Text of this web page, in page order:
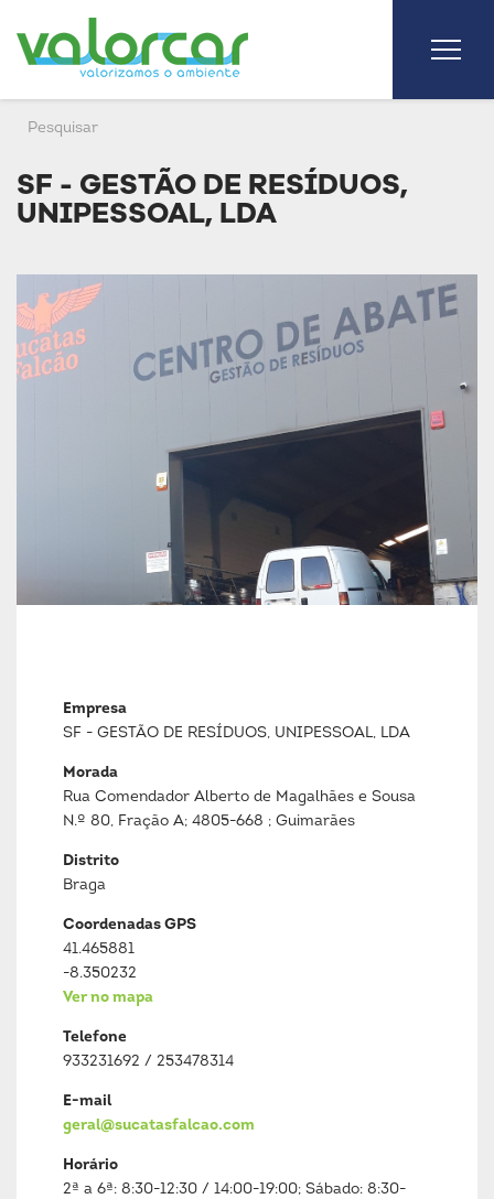
SF - GESTÃO DE RESÍDUOS,
UNIPESSOAL, LDA
Empresa
SF - GESTÃO DE RESÍDUOS, UNIPESSOAL, LDA
Morada
Rua Comendador Alberto de Magalhães e Sousa
N.º 80, Fração A; 4805-668 ; Guimarães
Distrito
Braga
Coordenadas GPS
41.465881
-8.350232
Ver no mapa
Telefone
933231692 / 253478314
E-mail
geral@sucatasfalcao.com
Horário
2ª a 6ª: 8:30-12:30 / 14:00-19:00; Sábado: 8:30-